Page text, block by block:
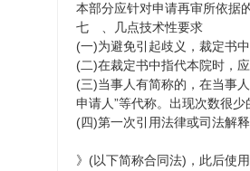
本部分应针对申请再审所依据
七 、几点技术性要求
(一)为避免引起歧义，裁定书中
(二)在裁定书中指代本院时，
(三)当事人有简称的，在当事
申请人”等代称。出现次数很少
(四)第一次引用法律或司法解
》(以下简称合同法)，此后使